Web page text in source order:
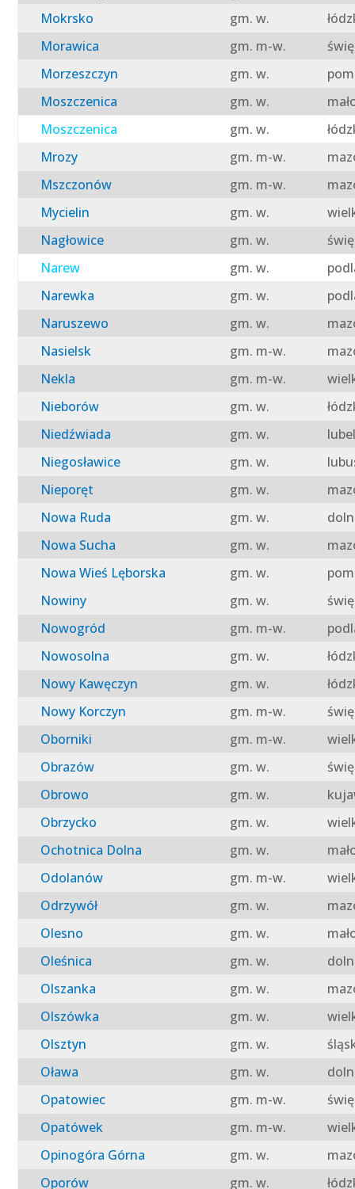
Mokrsko
gm. w.
Morawica
gm. m-w.
Morzeszczyn
gm. w.
Moszczenica
gm. w.
Moszczenica
gm. w.
Mrozy
gm. m-w.
Mszczonów
gm. m-w.
Mycielin
gm. w.
Nagłowice
gm. w.
Narew
gm. w.
Narewka
gm. w.
Naruszewo
gm. w.
Nasielsk
gm. m-w.
Nekla
gm. m-w.
Nieborów
gm. w.
Niedźwiada
gm. w.
Niegosławice
gm. w.
Nieporęt
gm. w.
Nowa Ruda
gm. w.
Nowa Sucha
gm. w.
Nowa Wieś Lęborska
gm. w.
Nowiny
gm. w.
Nowogród
gm. m-w.
Nowosolna
gm. w.
Nowy Kawęczyn
gm. w.
Nowy Korczyn
gm. m-w.
Oborniki
gm. m-w.
Obrazów
gm. w.
Obrowo
gm. w.
Obrzycko
gm. w.
Ochotnica Dolna
gm. w.
Odolanów
gm. m-w.
Odrzywół
gm. w.
Olesno
gm. w.
Oleśnica
gm. w.
Olszanka
gm. w.
Olszówka
gm. w.
Olsztyn
gm. w.
Oława
gm. w.
Opatowiec
gm. m-w.
Opatówek
gm. m-w.
Opinogóra Górna
gm. w.
Oporów
gm. w.